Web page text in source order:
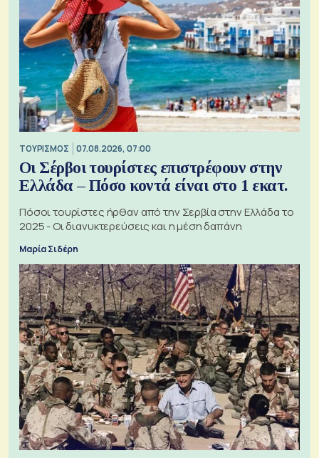
ΤΟΥΡΙΣΜΟΣ 07.08.2026, 07:00
Οι Σέρβοι τουρίστες επιστρέφουν στην
Ελλάδα – Πόσο κοντά είναι στο 1 εκατ.
Πόσοι τουρίστες ήρθαν από την Σερβία στην Ελλάδα το
2025 - Οι διανυκτερεύσεις και η μέση δαπάνη
Μαρία Σιδέρη